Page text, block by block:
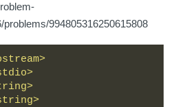
994805316250615808